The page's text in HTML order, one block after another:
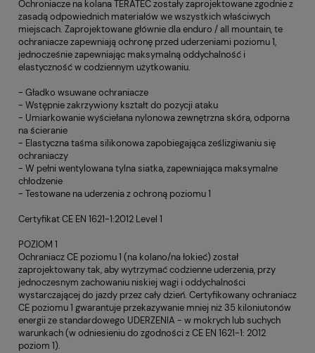
Ochroniacze na kolana TERATEC zostały zaprojektowane zgodnie z
zasadą odpowiednich materiałów we wszystkich właściwych
miejscach. Zaprojektowane głównie dla enduro / all mountain, te
ochraniacze zapewniają ochronę przed uderzeniami poziomu 1,
jednocześnie zapewniając maksymalną oddychalność i
elastyczność w codziennym użytkowaniu.
- Gładko wsuwane ochraniacze
- Wstępnie zakrzywiony kształt do pozycji ataku
- Umiarkowanie wyściełana nylonowa zewnętrzna skóra, odporna
na ścieranie
- Elastyczna taśma silikonowa zapobiegająca ześlizgiwaniu się
ochraniaczy
- W pełni wentylowana tylna siatka, zapewniająca maksymalne
chłodzenie
- Testowane na uderzenia z ochroną poziomu 1
Certyfikat CE EN 1621-1:2012 Level 1
POZIOM 1
Ochraniacz CE poziomu 1 (na kolano/na łokieć) został
zaprojektowany tak, aby wytrzymać codzienne uderzenia, przy
jednoczesnym zachowaniu niskiej wagi i oddychalności
wystarczającej do jazdy przez cały dzień. Certyfikowany ochraniacz
CE poziomu 1 gwarantuje przekazywanie mniej niż 35 kiloniutonów
energii ze standardowego UDERZENIA - w mokrych lub suchych
warunkach (w odniesieniu do zgodności z CE EN 1621-1: 2012
poziom 1).